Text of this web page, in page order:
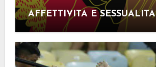
AFFETTIVITÀ E SESSUALITÀ